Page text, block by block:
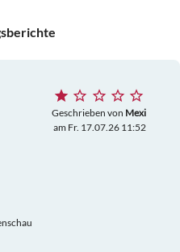
Geschrieben von Mexi
am Fr. 17.07.26 11:52